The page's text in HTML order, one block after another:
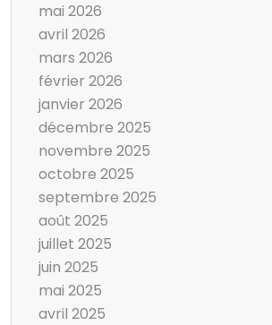
mai 2026
avril 2026
mars 2026
février 2026
janvier 2026
décembre 2025
novembre 2025
octobre 2025
septembre 2025
août 2025
juillet 2025
juin 2025
mai 2025
avril 2025